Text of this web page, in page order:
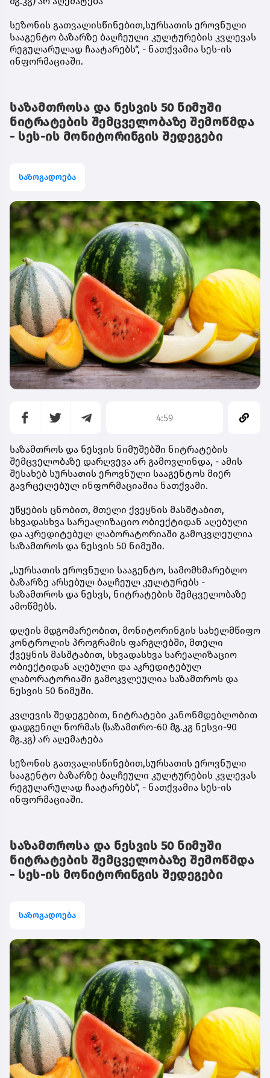
სეზონის გათვალისწინებით,სურსათის ეროვნული
სააგენტო ბაზარზე ბაღჩეული კულტურების კვლევას
რეგულარულად ჩაატარებს“, - ნათქვამია სეს-ის
ინფორმაციაში.
საზამთროსა და ნესვის 50 ნიმუში
ნიტრატების შემცველობაზე შემოწმდა
- სეს-ის მონიტორინგის შედეგები
საზოგადოება
4:59
საზამთროს და ნესვის ნიმუშებში ნიტრატების
შემცველობაზე დარღვევა არ გამოვლინდა, - ამის
შესახებ სურსათის ეროვნული სააგენტოს მიერ
გავრცელებულ ინფორმაციაშია ნათქვამი.
უწყების ცნობით, მთელი ქვეყნის მასშტაბით,
სხვადასხვა სარეალიზაციო ობიექტიდან აღებული
და აკრედიტებულ ლაბორატორიაში გამოკვლეულია
საზამთროს და ნესვის 50 ნიმუში.
„სურსათის ეროვნული სააგენტო, სამომხმარებლო
ბაზარზე არსებულ ბაღჩეულ კულტურებს -
საზამთროს და ნესვს, ნიტრატების შემცველობაზე
ამოწმებს.
დღეის მდგომარეობით, მონიტორინგის სახელმწიფო
კონტროლის პროგრამის ფარგლებში, მთელი
ქვეყნის მასშტაბით, სხვადასხვა სარეალიზაციო
ობიექტიდან აღებული და აკრედიტებულ
ლაბორატორიაში გამოკვლეულია საზამთროს და
ნესვის 50 ნიმუში.
კვლევის შედეგებით, ნიტრატები კანონმდებლობით
დადგენილ ნორმას (საზამთრო-60 მგ.კგ ნესვი-90
მგ.კგ) არ აღემატება
სეზონის გათვალისწინებით,სურსათის ეროვნული
სააგენტო ბაზარზე ბაღჩეული კულტურების კვლევას
რეგულარულად ჩაატარებს“, - ნათქვამია სეს-ის
ინფორმაციაში.
საზამთროსა და ნესვის 50 ნიმუში
ნიტრატების შემცველობაზე შემოწმდა
- სეს-ის მონიტორინგის შედეგები
საზოგადოება